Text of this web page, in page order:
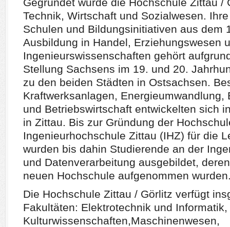
Technik, Wirtschaft und Sozialwesen.
Schulen und Bildungsinitiativen aus dem
Ausbildung in Handel, Erziehungswesen
Ingenieurswissenschaften gehört
Stellung Sachsens im 19. und 20.
zu den beiden Städten in Ostsachsen.
Kraftwerksanlagen, Energieumwandlung,
und Betriebswirtschaft entwickelten sich
in Zittau. Bis zur Gründung der
Ingenieurhochschule Zittau (IHZ) für die
wurden bis dahin Studierende an der
und Datenverarbeitung ausgebildet,
neuen Hochschule aufgenommen
Die Hochschule Zittau / Görlitz verfügt
Fakultäten: Elektrotechnik und
Kulturwissenschaften,Maschinenwesen,